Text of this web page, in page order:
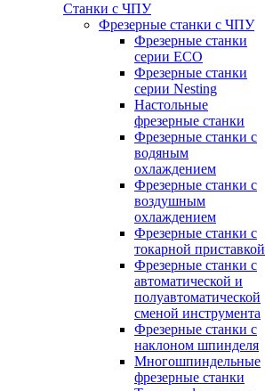
Станки с ЧПУ
Фрезерные станки с ЧПУ
Фрезерные станки
серии ECO
Фрезерные станки
серии Nesting
Настольные
фрезерные станки
Фрезерные станки с
водяным
охлаждением
Фрезерные станки с
воздушным
охлаждением
Фрезерные станки с
токарной приставкой
Фрезерные станки с
автоматической и
полуавтоматической
сменой инструмента
Фрезерные станки с
наклоном шпинделя
Многошпиндельные
фрезерные станки